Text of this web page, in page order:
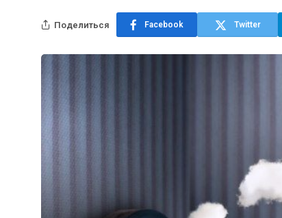
Поделиться Facebook Twitter